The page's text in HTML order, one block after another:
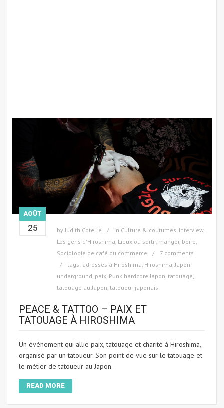
AOÛT
25 byJudith Cotelle in Culture & coutumes, Interview,
Les gens d'Hiroshima, Lieux où sortir, manger, boire,
Sociologie de café du commerce
7 comments
tags: adresses à Hiroshima, Hiroshima,Japon
underground, paix, Punk hardcore Japon, tatouage,
tatouage au Japon, tatoueur japonais
PEACE & TATTOO – PAIX ET
TATOUAGE À HIROSHIMA
Un évènement qui allie paix, tatouage et charité à Hiroshima,
organisé par un tatoueur. Son point de vue sur le tatouage et
le métier de tatoueur au Japon.
READ MORE